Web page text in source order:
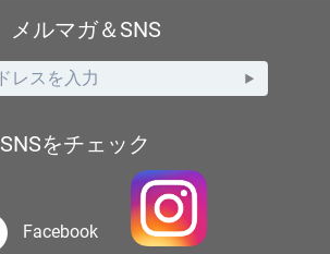
メルマガ＆SNS
SNSをチェック
Facebook